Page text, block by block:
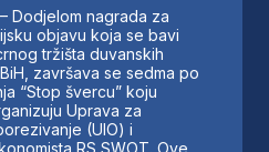
Dodjelom nagrada za
objavu koja se bavi
tržišta duvanskih
završava se sedma po
“Stop švercu” koju
Uprava za
(UIO) i
RS SWOT. Ove